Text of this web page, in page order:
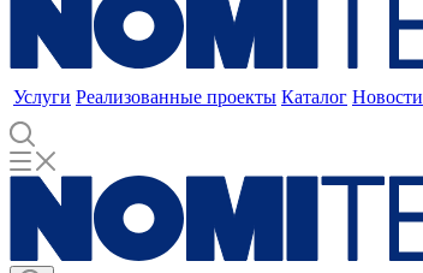
Услуги Реализованные проекты Каталог Новости